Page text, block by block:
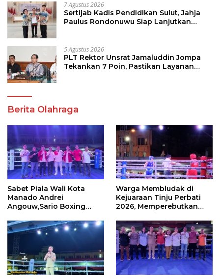
7 Agustus 2026
Sertijab Kadis Pendidikan Sulut, Jahja
Paulus Rondonuwu Siap Lanjutkan
5 Agustus 2026
PLT Rektor Unsrat Jamaluddin Jompa
Tekankan 7 Poin, Pastikan Layanan
Berita Olahraga
Sabet Piala Wali Kota
Manado Andrei
Angouw,Sario Boxing
Perbati 2026
Warga Membludak di
Kejuaraan Tinju Perbati
2026, Memperebutkan